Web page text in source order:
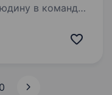
в команду